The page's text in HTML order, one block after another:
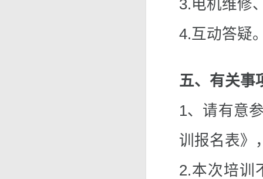
3.电机维修
4.互动答疑
五、有关事
1、请有意
训报名表》
2.本次培训